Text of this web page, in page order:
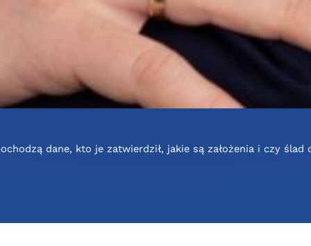
dane, kto je zatwierdził, jakie są założenia i czy